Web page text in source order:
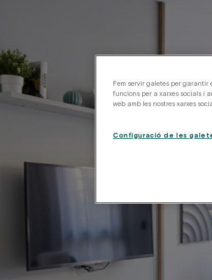
Fem servir galetes per
funcions per a xarxes socials i
web amb les nostres xarxes
Configuració de les